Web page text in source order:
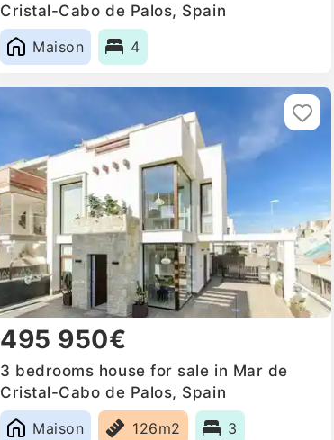
Cristal-Cabo de Palos, Spain
Maison
4
495 950€
3 bedrooms house for sale in Mar de
Cristal-Cabo de Palos, Spain
Maison
126m2 3